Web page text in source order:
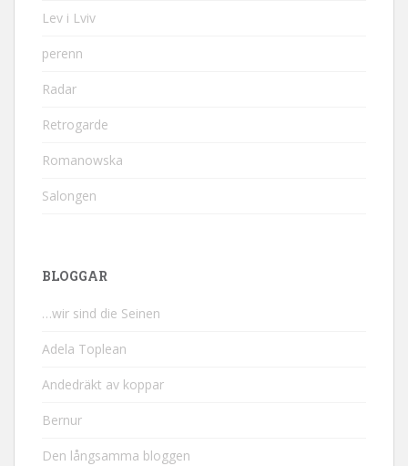
Lev i Lviv
perenn
Radar
Retrogarde
Romanowska
Salongen
BLOGGAR
…wir sind die Seinen
Adela Toplean
Andedräkt av koppar
Bernur
Den långsamma bloggen